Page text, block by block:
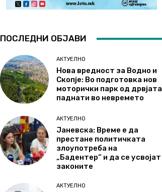
ПОСЛЕДНИ ОБЈАВИ
АКТУЕЛНО
Нова вредност за Водно и
Скопје: Во подготовка нов
моторички парк од дрвјата
паднати во невремето
АКТУЕЛНО
Јаневска: Време е да
престане политичката
злоупотреба на
„Бадентер“ и да се усвојат
законите
АКТУЕЛНО